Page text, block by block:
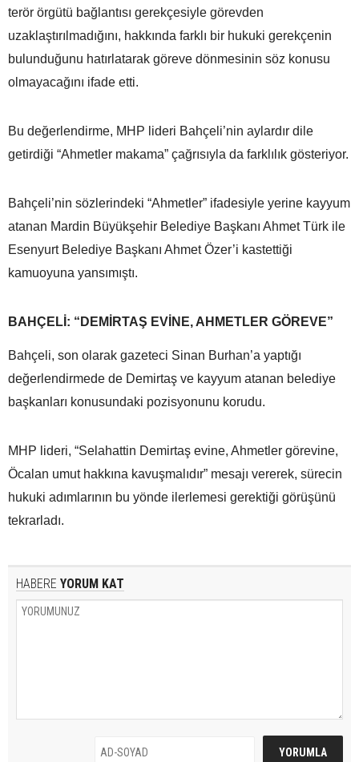
terör örgütü bağlantısı gerekçesiyle görevden
uzaklaştırılmadığını, hakkında farklı bir hukuki gerekçenin
bulunduğunu hatırlatarak göreve dönmesinin söz konusu
olmayacağını ifade etti.
Bu değerlendirme, MHP lideri Bahçeli’nin aylardır dile
getirdiği “Ahmetler makama” çağrısıyla da farklılık gösteriyor.
Bahçeli’nin sözlerindeki “Ahmetler” ifadesiyle yerine kayyum
atanan Mardin Büyükşehir Belediye Başkanı Ahmet Türk ile
Esenyurt Belediye Başkanı Ahmet Özer’i kastettiği
kamuoyuna yansımıştı.
BAHÇELİ: “DEMİRTAŞ EVİNE, AHMETLER GÖREVE”
Bahçeli, son olarak gazeteci Sinan Burhan’a yaptığı
değerlendirmede de Demirtaş ve kayyum atanan belediye
başkanları konusundaki pozisyonunu korudu.
MHP lideri, “Selahattin Demirtaş evine, Ahmetler görevine,
Öcalan umut hakkına kavuşmalıdır” mesajı vererek, sürecin
hukuki adımlarının bu yönde ilerlemesi gerektiği görüşünü
tekrarladı.
HABERE YORUM KAT